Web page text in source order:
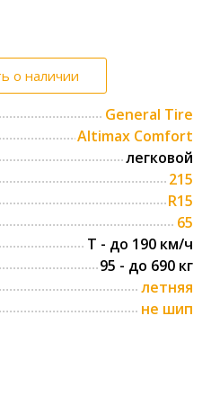
о наличии
General Tire
Altimax Comfort
легковой
215
R15
65
T - до 190 км/ч
95 - до 690 кг
летняя
не шип